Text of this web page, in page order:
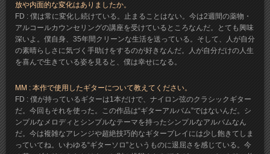
放や内面的な変化はありましたか。
FD : 僕は常に変化し続けている。止まることはない。今は2週間の薬物・
アルコールカウンセリングの講座を受けているところなんだ。とても興味
深いよ。僕自身、35年間クリーンな生活を送っている。そして、人が自分
の素晴らしさに気づく手助けをするのが好きなんだ。人が自分だけの人生
を喜んで生きている姿を見ると、僕は幸せになる。
MM : 本作で使用したギターについて教えてください。
FD : 僕が持っているギターは1本だけで、ナイロン弦のクラシックギター
だ。今回もそれを使った。この作品は“ギターアルバム”ではないんだ。シ
ンプルなメロディとシンプルなテーマを持ったシンプルなアルバムなん
だ。今は複雑なアレンジや超絶技巧的なギタープレイには少し飽きてしま
っていてね。いわゆる“ギターソロ”というものに退屈さを感じている。今